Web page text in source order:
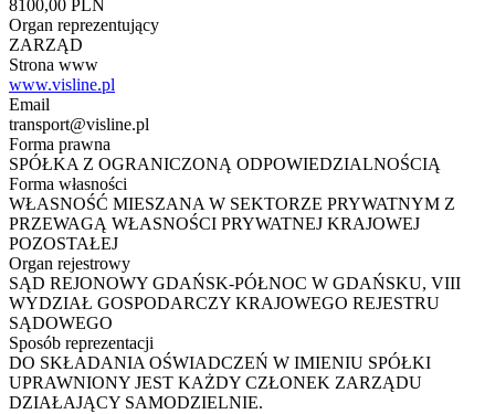
8100,00 PLN
Organ reprezentujący
ZARZĄD
Strona www
www.visline.pl
Email
transport@visline.pl
Forma prawna
SPÓŁKA Z OGRANICZONĄ ODPOWIEDZIALNOŚCIĄ
Forma własności
WŁASNOŚĆ MIESZANA W SEKTORZE PRYWATNYM Z
PRZEWAGĄ WŁASNOŚCI PRYWATNEJ KRAJOWEJ
POZOSTAŁEJ
Organ rejestrowy
SĄD REJONOWY GDAŃSK-PÓŁNOC W GDAŃSKU, VIII
WYDZIAŁ GOSPODARCZY KRAJOWEGO REJESTRU
SĄDOWEGO
Sposób reprezentacji
DO SKŁADANIA OŚWIADCZEŃ W IMIENIU SPÓŁKI
UPRAWNIONY JEST KAŻDY CZŁONEK ZARZĄDU
DZIAŁAJĄCY SAMODZIELNIE.